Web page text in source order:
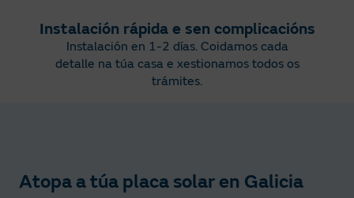
Instalación rápida e sen complicacións​
Instalación en 1-2 días. Coidamos cada
detalle na túa casa e xestionamos todos os
trámites.
Atopa a túa placa solar en Galicia